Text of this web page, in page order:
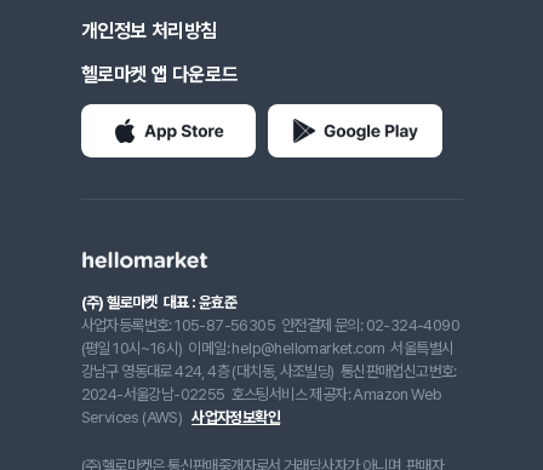
개인정보 처리방침
헬로마켓 앱 다운로드
(주) 헬로마켓 대표 : 윤효준
사업자등록번호: 105-87-56305 안전결제 문의: 02-324-4090
(평일 10시~16시) 이메일: help@hellomarket.com 서울특별시
강남구 영동대로 424, 4층 (대치동, 사조빌딩) 통신판매업신고번호:
2024-서울강남-02255 호스팅서비스 제공자: Amazon Web
Services (AWS) 사업자정보확인
(주)헬로마켓은 통신판매중개자로서 거래당사자가 아니며, 판매자